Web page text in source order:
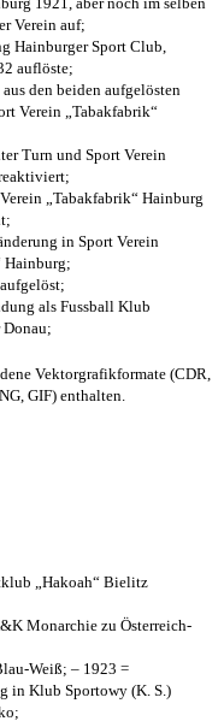
Verein auf;
Hainburger Sport Club,
auflöste;
den beiden aufgelösten
Verein „Tabakfabrik“
Turn und Sport Verein
„Tabakfabrik“ Hainburg
in Sport Verein
Hainburg;
als Fussball Klub
Donau;
Vektorgrafikformate (CDR,
GIF) enthalten.
„Hakoah“ Bielitz
Monarchie zu Österreich-
Weiß; – 1923 =
in Klub Sportowy (K. S.)